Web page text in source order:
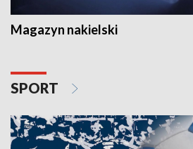
Magazyn nakielski
SPORT